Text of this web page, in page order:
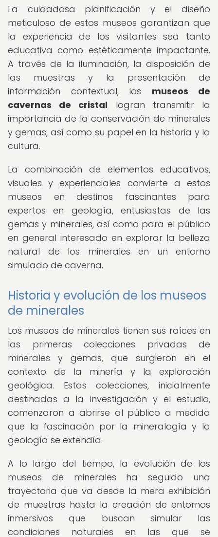
La cuidadosa planificación y el diseño
meticuloso de estos museos garantizan que
la experiencia de los visitantes sea tanto
educativa como estéticamente impactante.
A través de la iluminación, la disposición de
las muestras y la presentación de
información contextual, los museos de
cavernas de cristal logran transmitir la
importancia de la conservación de minerales
y gemas, así como su papel en la historia y la
cultura.
La combinación de elementos educativos,
visuales y experienciales convierte a estos
museos en destinos fascinantes para
expertos en geología, entusiastas de las
gemas y minerales, así como para el público
en general interesado en explorar la belleza
natural de los minerales en un entorno
simulado de caverna.
Historia y evolución de los museos
de minerales
Los museos de minerales tienen sus raíces en
las primeras colecciones privadas de
minerales y gemas, que surgieron en el
contexto de la minería y la exploración
geológica. Estas colecciones, inicialmente
destinadas a la investigación y el estudio,
comenzaron a abrirse al público a medida
que la fascinación por la mineralogía y la
geología se extendía.
A lo largo del tiempo, la evolución de los
museos de minerales ha seguido una
trayectoria que va desde la mera exhibición
de muestras hasta la creación de entornos
inmersivos que buscan simular las
condiciones naturales en las que se